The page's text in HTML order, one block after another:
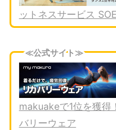
ットネスサービス
≪公式サイト≫
makuakeで1位を獲得
バリーウェア